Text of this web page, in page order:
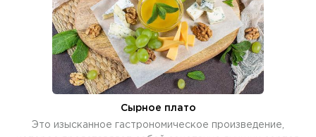
Сырное плато
Это изысканное гастрономическое произведение,